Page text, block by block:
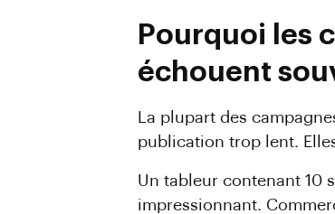
Pourquoi les
échouent
La plupart des
publication trop lent.
Un tableur contenant 10
impressionnant.